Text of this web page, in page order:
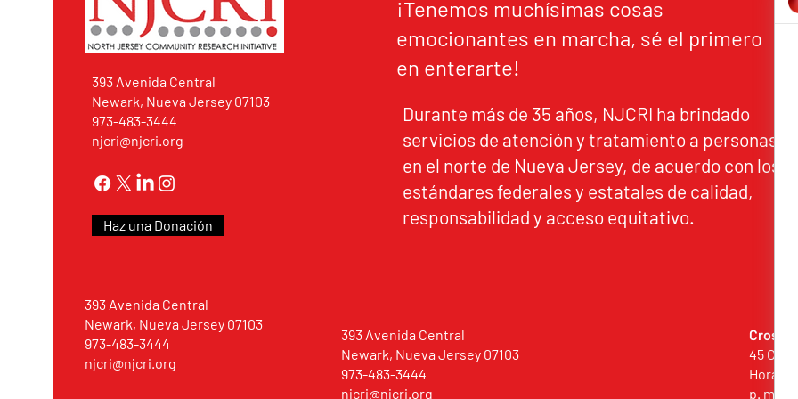
393 Avenida Central
Newark, Nueva Jersey 07103
973-483-3444
njcri@njcri.org
Haz una Donación
393 Avenida Central
Newark, Nueva Jersey 07103
973-483-3444
njcri@njcri.org
¡Tenemos muchísimas cosas
emocionantes en marcha, sé el primero
en enterarte!
Durante más de 35 años, NJCRI ha brindado
servicios de atención y tratamiento a personas
en el norte de Nueva Jersey, de acuerdo con los
estándares federales y estatales de calidad,
responsabilidad y acceso equitativo.
393 Avenida Central
Newark, Nueva Jersey 07103
973-483-3444
njcri@njcri.org
45
Horario
p. m.